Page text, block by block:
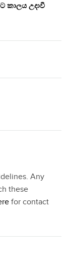
කාලය උදාවී
Any
these
for contact